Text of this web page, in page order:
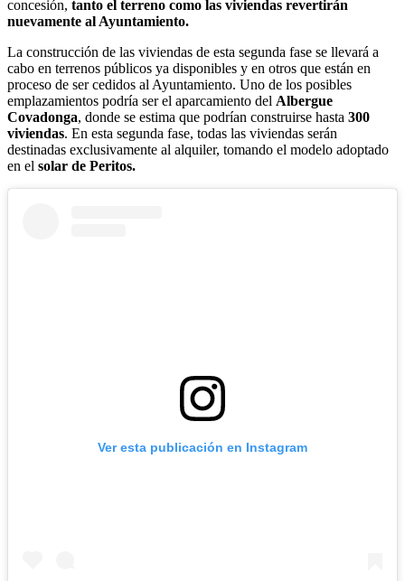
concesión, tanto el terreno como las viviendas revertirán
nuevamente al Ayuntamiento.
La construcción de las viviendas de esta segunda fase se llevará a
cabo en terrenos públicos ya disponibles y en otros que están en
proceso de ser cedidos al Ayuntamiento. Uno de los posibles
emplazamientos podría ser el aparcamiento del Albergue
Covadonga, donde se estima que podrían construirse hasta 300
viviendas. En esta segunda fase, todas las viviendas serán
destinadas exclusivamente al alquiler, tomando el modelo adoptado
en el solar de Peritos.
Ver esta publicación en Instagram